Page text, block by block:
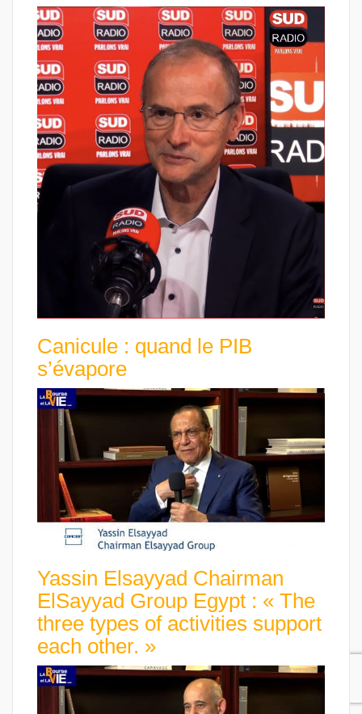
Canicule : quand le PIB
s’évapore
Yassin Elsayyad Chairman
ElSayyad Group Egypt : « The
three types of activities support
each other. »